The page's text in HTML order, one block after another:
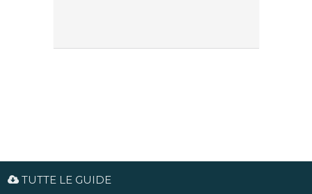
TUTTE LE GUIDE